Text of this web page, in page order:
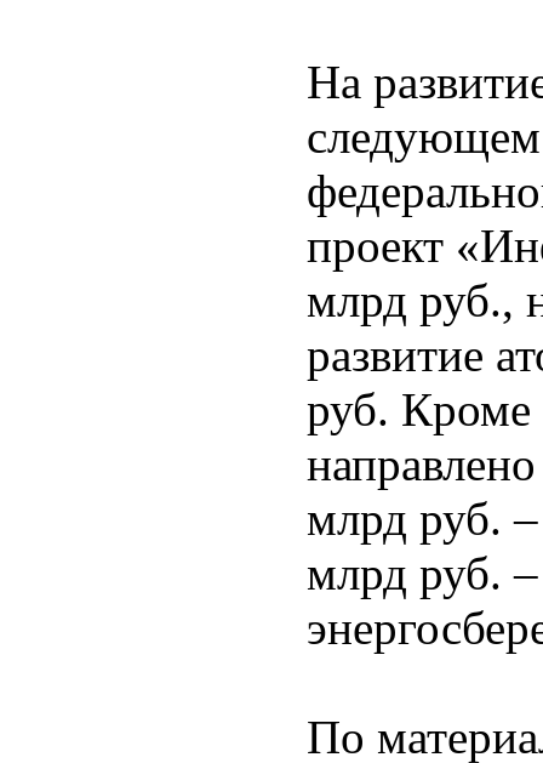
На
следующем
проект
млрд руб.,
развитие
руб. Кроме
млрд руб.
млрд руб.
По